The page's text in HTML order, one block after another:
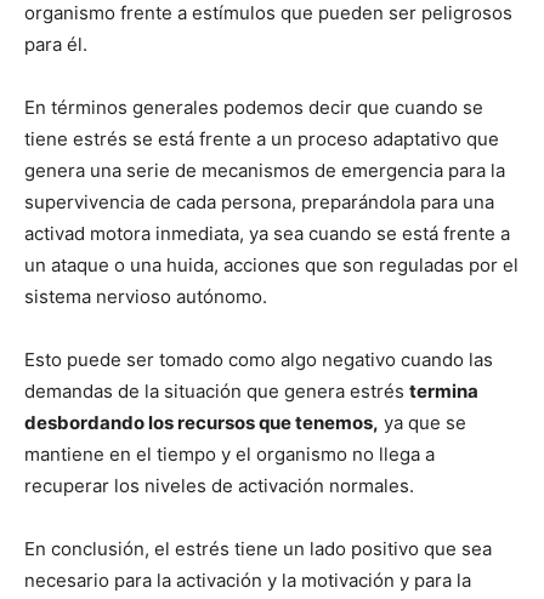
organismo frente a estímulos que pueden ser peligrosos
para él.
En términos generales podemos decir que cuando se
tiene estrés se está frente a un proceso adaptativo que
genera una serie de mecanismos de emergencia para la
supervivencia de cada persona, preparándola para una
activad motora inmediata, ya sea cuando se está frente a
un ataque o una huida, acciones que son reguladas por el
sistema nervioso autónomo.
Esto puede ser tomado como algo negativo cuando las
demandas de la situación que genera estrés termina
desbordando los recursos que tenemos, ya que se
mantiene en el tiempo y el organismo no llega a
recuperar los niveles de activación normales.
En conclusión, el estrés tiene un lado positivo que sea
necesario para la activación y la motivación y para la